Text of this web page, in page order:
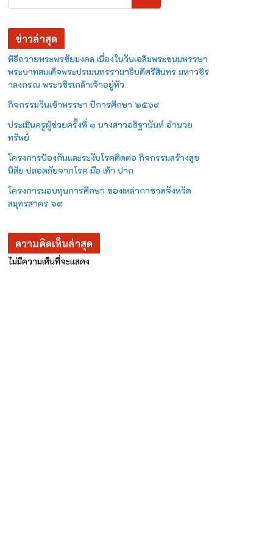
ข่าวล่าสุด
พิธีถวายพระพรชัยมงคล เนื่องในวันเฉลิมพระชนมพรรษา
พระบาทสมเด็จพระปรเมนทรรามาธิบดีศรีสินทร มหาวชิร
าลงกรณ พระวชิรเกล้าเจ้าอยู่หัว
กิจกรรมวันเข้าพรรษา ปีการศึกษา ๒๕๖๙
ประเมินครูผู้ช่วยครั้งที่ ๑ นางสาวอธิฐานันท์ อำนวย
ทรัพย์
โครงการป้องกันและระงับโรคติดต่อ กิจกรรมสร้างสุข
นิสัย ปลอดภัยจากโรค มือ เท้า ปาก
โครงการมอบทุนการศึกษา ของเหล่ากาชาดจังหวัด
สมุทรสาคร ๖๙
ความคิดเห็นล่าสุด
ไม่มีความเห็นที่จะแสดง